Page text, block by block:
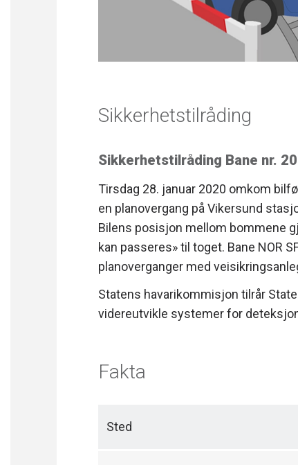
Sikkerhetstilråding
Sikkerhetstilråding Bane nr.
Tirsdag 28. januar 2020 omkom
en planovergang på Vikersund
Bilens posisjon mellom bommene
kan passeres» til toget. Bane NOR
planoverganger med
Statens havarikommisjon tilrår
videreutvikle systemer for
Fakta
Sted